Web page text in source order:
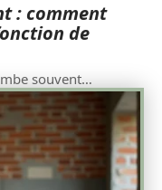
: comment
de
souvent…